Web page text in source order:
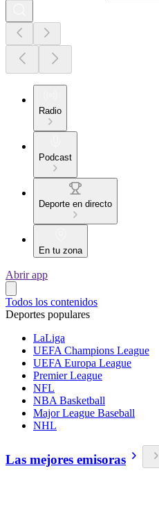
Radio
Podcast
Deporte en directo
En tu zona
Abrir app
Todos los contenidos
Deportes populares
LaLiga
UEFA Champions League
UEFA Europa League
Premier League
NFL
NBA Basketball
Major League Baseball
NHL
Las mejores emisoras